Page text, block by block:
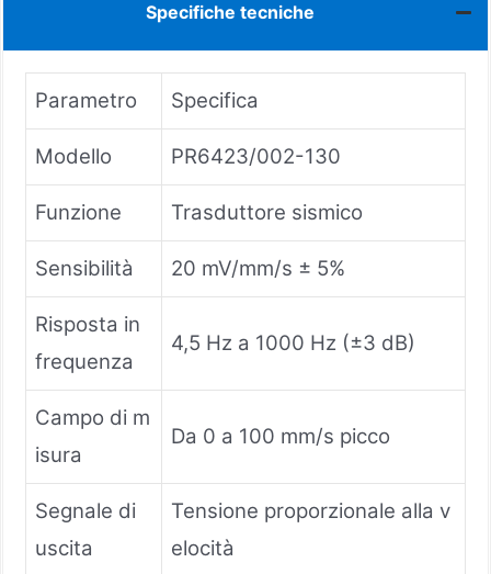
Specifiche tecniche
Parametro Specifica
Modello PR6423/002-130
Funzione Trasduttore sismico
Sensibilità 20 mV/mm/s ± 5%
Risposta in
frequenza
4,5 Hz a 1000 Hz (±3 dB)
Campo di m
isura
Da 0 a 100 mm/s picco
Segnale di
uscita
Tensione proporzionale alla v
elocità